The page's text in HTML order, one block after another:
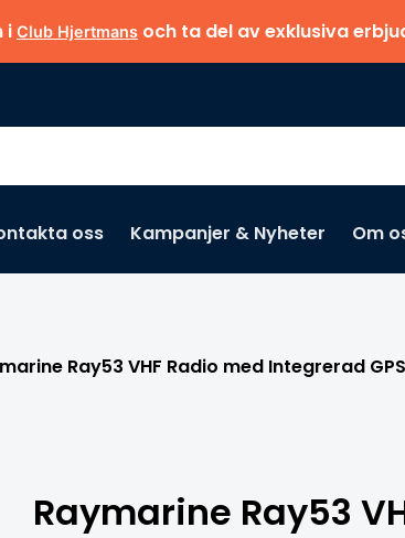
i Club Hjertmans och ta del av exklusiva
oss Kampanjer & Nyheter Om
Ray53 VHF Radio med Integrerad
Raymarine Ray53